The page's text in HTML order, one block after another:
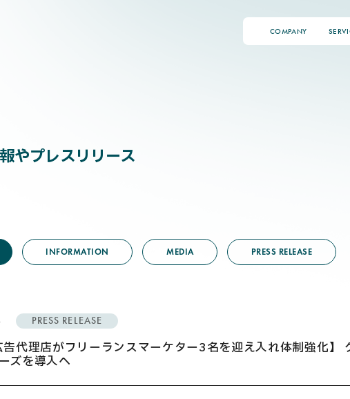
COMPANY
VOICE
やプレスリリース
INFORMATION MEDIA PRESS RELEASE
PRESS RELEASE
告代理店がフリーランスマーケター3名を迎え入れ体制強化】
ズを導入へ